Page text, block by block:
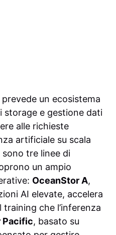
prevede un ecosistema
storage e gestione dati
alle richieste
artificiale su scala
tre linee di
un ampio
OceanStor A,
AI elevate, accelera
che l’inferenza
Pacific, basato su